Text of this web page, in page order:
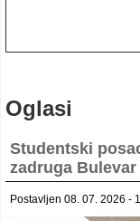
Oglasi
Studentski
zadruga Bulevar
Postavljen 08. 07. 2026 -